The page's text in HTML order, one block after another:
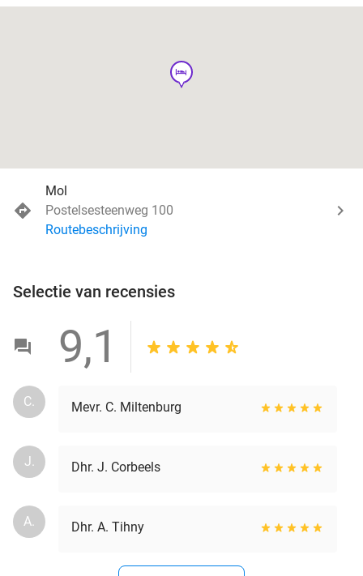
hotel
Mol
Postelsesteenweg 100
Routebeschrijving
Selectie van recensies
9,1
C. Mevr. C. Miltenburg
J. Dhr. J. Corbeels
A. Dhr. A. Tihny